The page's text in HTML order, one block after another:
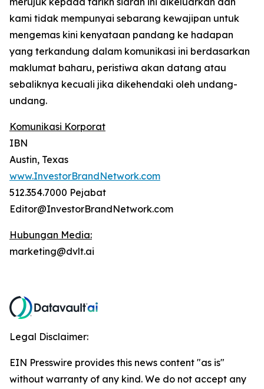
kami tidak mempunyai sebarang kewajipan untuk
mengemas kini kenyataan pandang ke hadapan
yang terkandung dalam komunikasi ini berdasarkan
maklumat baharu, peristiwa akan datang atau
sebaliknya kecuali jika dikehendaki oleh undang-
undang.
Komunikasi Korporat
IBN
Austin, Texas
www.InvestorBrandNetwork.com
512.354.7000 Pejabat
Editor@InvestorBrandNetwork.com
Hubungan Media:
marketing@dvlt.ai
Legal Disclaimer:
EIN Presswire provides this news content "as is"
without warranty of any kind. We do not accept any